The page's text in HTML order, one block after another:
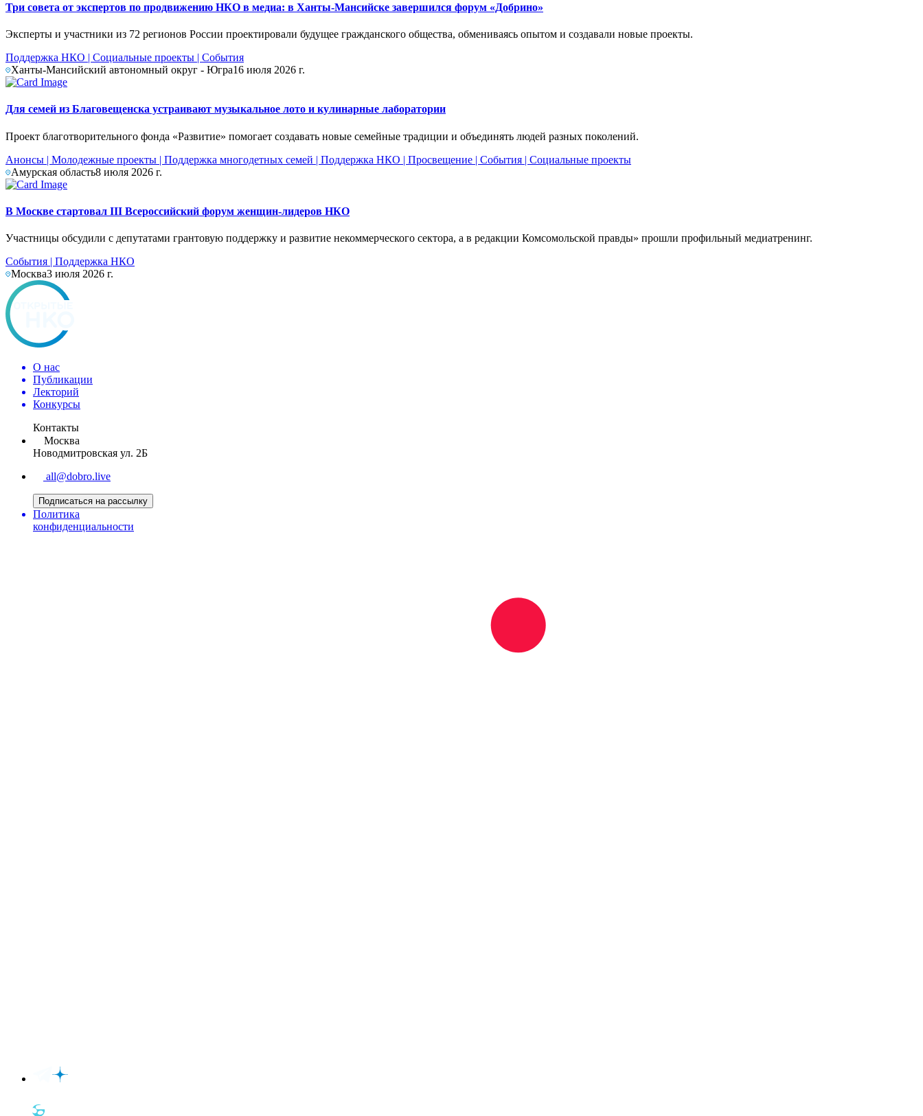
Три совета от экспертов по продвижению НКО в медиа: в Ханты-Мансийске завершился форум «Добрино»
Эксперты и участники из 72 регионов России проектировали будущее гражданского общества, обмениваясь опытом и создавали новые проекты.
Поддержка НКО | Социальные проекты | События
Ханты-Мансийский автономный округ - Югра16 июля 2026 г.
Для семей из Благовещенска устраивают музыкальное лото и кулинарные лаборатории
Проект благотворительного фонда «Развитие» помогает создавать новые семейные традиции и объединять людей разных поколений.
Анонсы | Молодежные проекты | Поддержка многодетных семей | Поддержка НКО | Просвещение | События | Социальные проекты
Амурская область8 июля 2026 г.
В Москве стартовал III Всероссийский форум женщин-лидеров НКО
Участницы обсудили с депутатами грантовую поддержку и развитие некоммерческого сектора, а в редакции Комсомольской правды» прошли профильный медиатренинг.
События | Поддержка НКО
Москва3 июля 2026 г.
О нас
Публикации
Лекторий
Конкурсы
Контакты
Москва
Новодмитровская ул. 2Б
all@dobro.live
Подписаться на рассылку
Политика
конфиденциальности